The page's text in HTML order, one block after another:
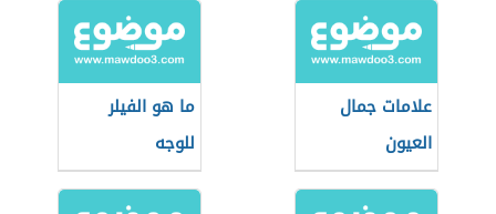
علامات جمال
العيون
ما هو الفيلر
للوجه